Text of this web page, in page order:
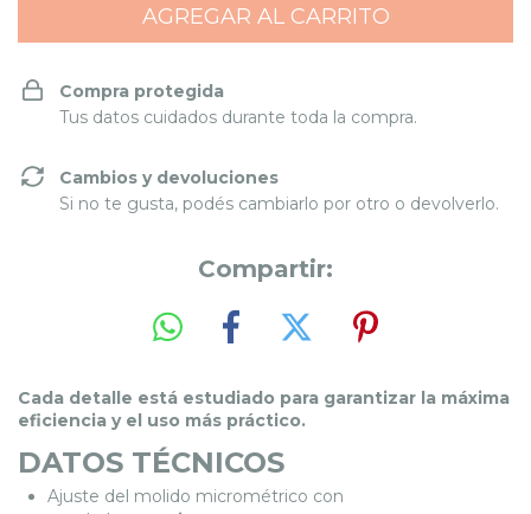
Compra protegida
Tus datos cuidados durante toda la compra.
Cambios y devoluciones
Si no te gusta, podés cambiarlo por otro o devolverlo.
Compartir:
Cada detalle está estudiado para garantizar la máxima
eficiencia y el uso más práctico.
DATOS TÉCNICOS
Ajuste del molido micrométrico con